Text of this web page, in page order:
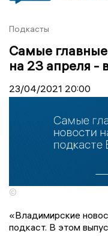
Подкасты
Самые
на 23 апреля -
23/04/2021 20:00
©
«Владимирские
подкаст. В этом